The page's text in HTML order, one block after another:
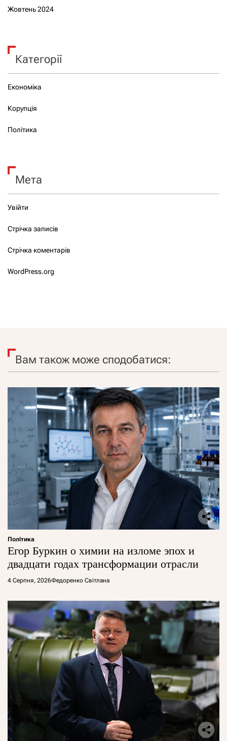
Жовтень 2024
Категорії
Економіка
Корупція
Політика
Мета
Увійти
Стрічка записів
Стрічка коментарів
WordPress.org
Вам також може сподобатися:
Політика
Егор Буркин о химии на изломе эпох и
двадцати годах трансформации отрасли
4 Серпня, 2026Федоренко Світлана